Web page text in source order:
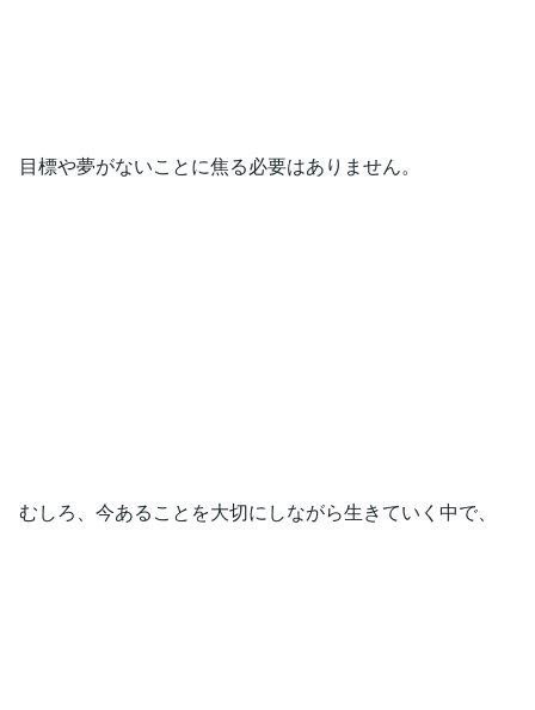
目標や夢がないことに焦る必要はありません。
むしろ、今あることを大切にしながら生きていく中で、